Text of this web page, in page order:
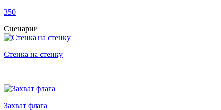
350
Сценарии
Стенка на стенку
Захват флага